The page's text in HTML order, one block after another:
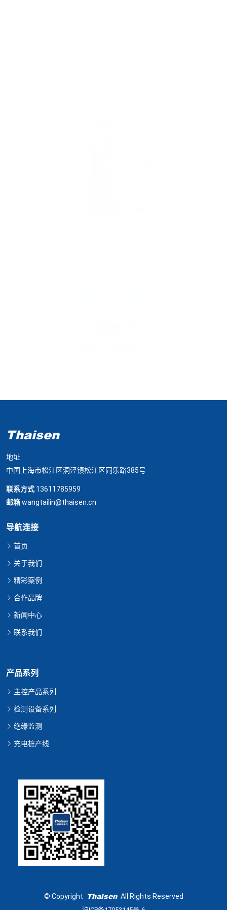
Thaisen
地址
中国上海市松江区洞泾镇松江区同乐路385号
联系方式 13611785959
邮箱wangtailin@thaisen.cn
导航连接
首页
关于我们
精彩案例
合作品牌
新闻中心
联系我们
产品系列
主控产品系列
检测设备系列
绝缘监测
充电桩产线
© Copyright Thaisen All Rights Reserved